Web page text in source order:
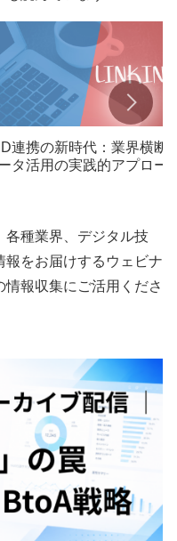
ID連携の新時代：業界横断
タ活用の実践的アプロー
各種業界、デジタル技
をお届けするウェビナ
報収集にご活用くださ